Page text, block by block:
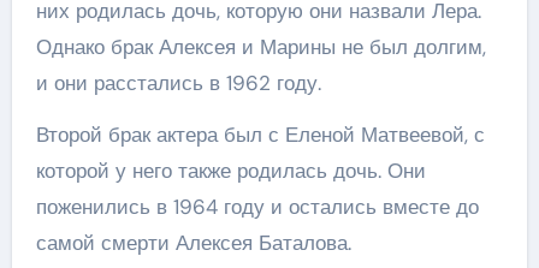
них родилась дочь, которую они назвали Лера.
Однако брак Алексея и Марины не был долгим,
и они расстались в 1962 году.
Второй брак актера был с Еленой Матвеевой, с
которой у него также родилась дочь. Они
поженились в 1964 году и остались вместе до
самой смерти Алексея Баталова.